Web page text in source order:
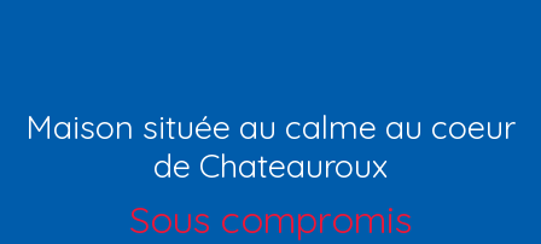
Maison située au calme au coeur
de Chateauroux
Sous compromis